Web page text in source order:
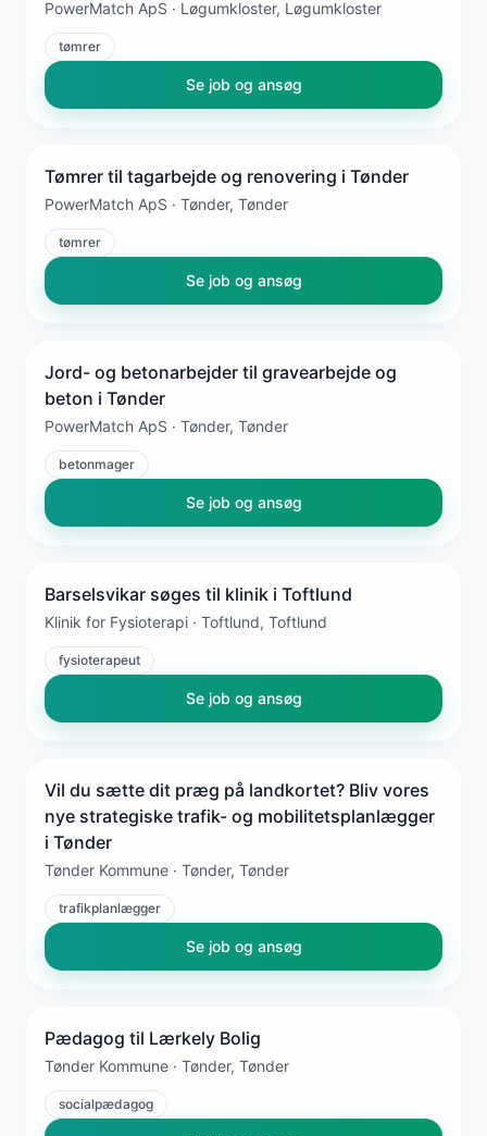
PowerMatch ApS · Løgumkloster, Løgumkloster
tømrer
Se job og ansøg
Tømrer til tagarbejde og renovering i Tønder
PowerMatch ApS · Tønder, Tønder
tømrer
Se job og ansøg
Jord- og betonarbejder til gravearbejde og
beton i Tønder
PowerMatch ApS · Tønder, Tønder
betonmager
Se job og ansøg
Barselsvikar søges til klinik i Toftlund
Klinik for Fysioterapi · Toftlund, Toftlund
fysioterapeut
Se job og ansøg
Vil du sætte dit præg på landkortet? Bliv vores
nye strategiske trafik- og mobilitetsplanlægger
i Tønder
Tønder Kommune · Tønder, Tønder
trafikplanlægger
Se job og ansøg
Pædagog til Lærkely Bolig
Tønder Kommune · Tønder, Tønder
socialpædagog